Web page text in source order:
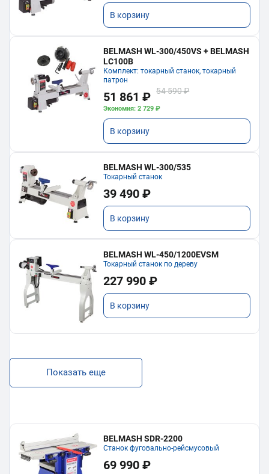
В корзину
BELMASH WL-300/450VS + BELMASH
LC100B
Комплект: токарный станок, токарный
патрон
51 861 ₽ 54 590 ₽
Экономия: 2 729 ₽
В корзину
BELMASH WL-300/535
Токарный станок
39 490 ₽
В корзину
BELMASH WL-450/1200EVSM
Токарный станок по дереву
227 990 ₽
В корзину
Показать еще
BELMASH SDR-2200
Станок фуговально-рейсмусовый
69 990 ₽